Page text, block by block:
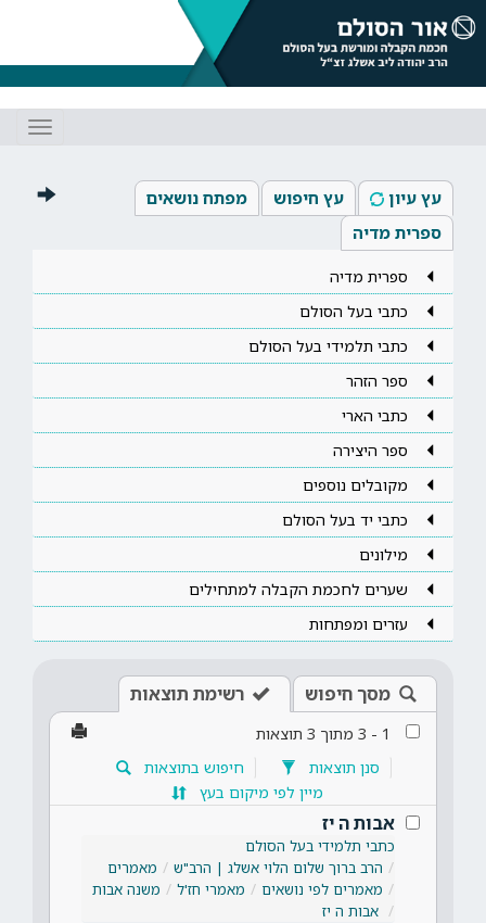
עץ עיון עץ חיפוש
מפתח נושאים
ספרית מדיה
ספרית מדיה
כתבי בעל הסולם
כתבי תלמידי בעל הסולם
ספר הזהר
כתבי הארי
ספר היצירה
מקובלים נוספים
כתבי יד בעל הסולם
מילונים
שערים לחכמת הקבלה למתחילים
עזרים ומפתחות
מסך חיפוש רשימת תוצאות
1
-
3 מתוך 3 תוצאות
סנן תוצאות
חיפוש בתוצאות
מיין לפי מיקום בעץ
אבות ה יז
כתבי תלמידי בעל הסולם
הרב ברוך שלום הלוי אשלג | הרב"ש
מאמרים
מאמרים לפי נושאים
מאמרי חז'ל
משנה אבות
אבות ה יז